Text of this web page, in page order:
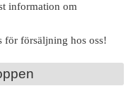
information om
för försäljning hos oss!